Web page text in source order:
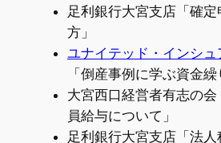
足利銀行大宮支店「確定
方」
ユナイテッド・インシュ
「倒産事例に学ぶ資金繰
大宮西口経営者有志の
員給与について」
足利銀行大宮支店「法